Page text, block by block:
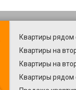
Квартиры рядом
Квартиры на
Квартиры на
Квартиры рядом